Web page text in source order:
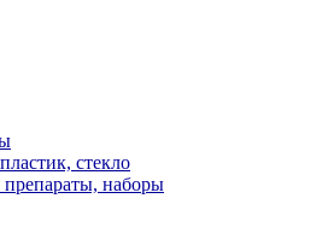
стекло
наборы